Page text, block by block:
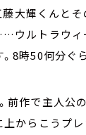
藤大輝くんと
ウルトラウィ
8時50何分ぐ
前作で主人公
上からこうプ